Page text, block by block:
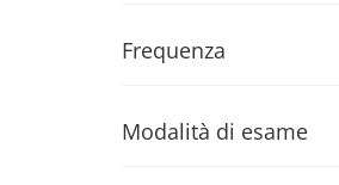
Frequenza
Modalità di esame